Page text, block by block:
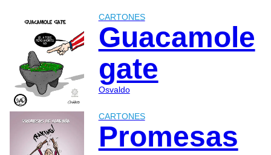
CARTONES
Guacamole
gate
Osvaldo
CARTONES
Promesas